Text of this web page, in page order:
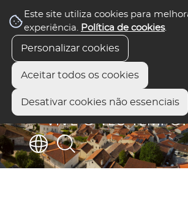
Este site utiliza cookies para
experiência. Política de cookies.
Personalizar cookies
Aceitar todos os cookies
Desativar cookies não essenciais